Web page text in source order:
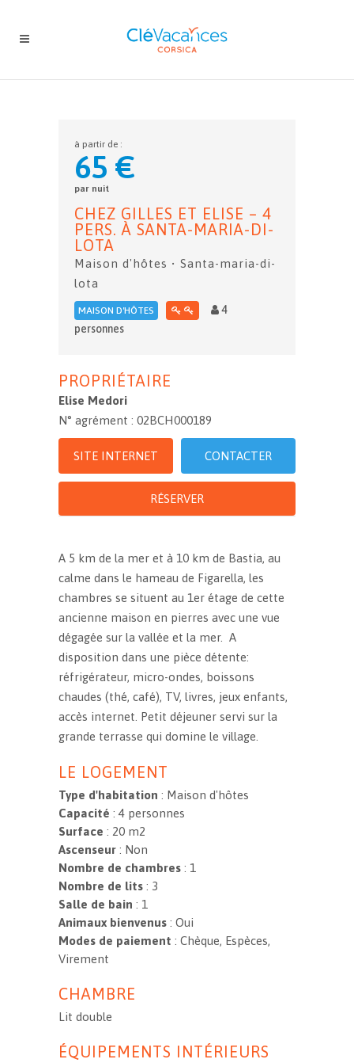
à partir de :
65 €
par nuit
CHEZ GILLES ET ELISE – 4
PERS. À SANTA-MARIA-DI-
LOTA
Maison d'hôtes • Santa-maria-di-
lota
MAISON D'HÔTES
4
personnes
PROPRIÉTAIRE
Elise Medori
N° agrément : 02BCH000189
SITE INTERNET CONTACTER
RÉSERVER
A 5 km de la mer et à 10 km de Bastia, au
calme dans le hameau de Figarella, les
chambres se situent au 1er étage de cette
ancienne maison en pierres avec une vue
dégagée sur la vallée et la mer. A
disposition dans une pièce détente:
réfrigérateur, micro-ondes, boissons
chaudes (thé, café), TV, livres, jeux enfants,
accès internet. Petit déjeuner servi sur la
grande terrasse qui domine le village.
LE LOGEMENT
Type d'habitation : Maison d'hôtes
Capacité : 4 personnes
Surface : 20 m2
Ascenseur : Non
Nombre de chambres : 1
Nombre de lits : 3
Salle de bain : 1
Animaux bienvenus : Oui
Modes de paiement : Chèque, Espèces,
Virement
CHAMBRE
Lit double
ÉQUIPEMENTS INTÉRIEURS